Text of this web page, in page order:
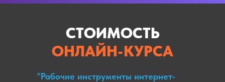
СТОИМОСТЬ
ОНЛАЙН-КУРСА
"Рабочие инструменты интернет-